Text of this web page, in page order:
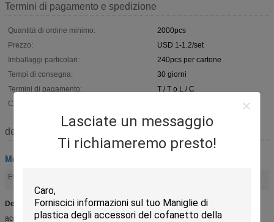
Lasciate un messaggio
Ti richiameremo presto!
Termini di pagamento e spedizione
Quantità di ordine minimo:
2000pcs
Prezzo:
USD 1-1.2/set
Imballaggi particolari:
240pcs per cartone
Tempi di consegna:
30 giorni
Termini di pagamento:
T / T o L / C
Capacità di alimentazione:
descrizione
Montaggio della bara
Evidenziare:
Dettaglio rapido:
accessorio D033 della bara